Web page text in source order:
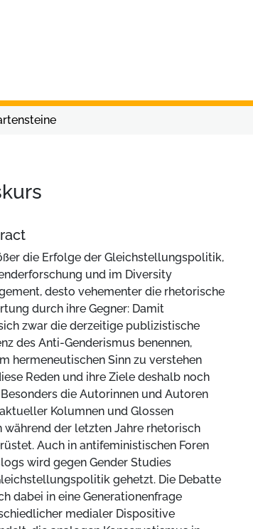
die Erfolge der Gleichstellungspolitik,
und im Diversity
desto vehementer die rhetorische
durch ihre Gegner: Damit
zwar die derzeitige publizistische
des Anti-Genderismus benennen,
hermeneutischen Sinn zu verstehen
Reden und ihre Ziele deshalb noch
die Autorinnen und Autoren
Kolumnen und Glossen
während der letzten Jahre rhetorisch
Auch in antifeministischen Foren
wird gegen Gender Studies
gehetzt. Die Debatte
dabei in eine Generationenfrage
medialer Dispositive